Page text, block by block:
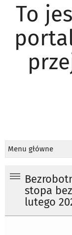
To
Menu główne
stopa
lutego